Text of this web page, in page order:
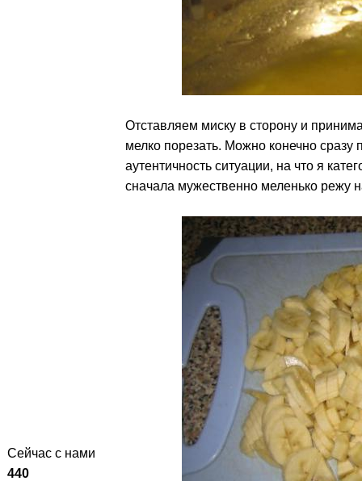
Сейчас с нами
440
Отставляем миску в сторону и
мелко порезать. Можно конечно сразу
аутентичность ситуации, на что я
сначала мужественно меленько режу